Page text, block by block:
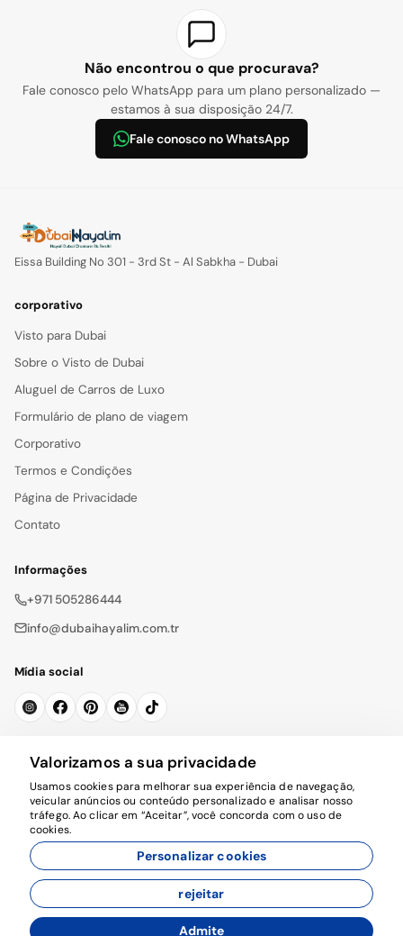
representa 'o futuro ainda não descoberto'.
Não encontrou o que procurava?
Fale conosco pelo WhatsApp para um plano personalizado —
estamos à sua disposição 24/7.
Fale conosco no WhatsApp
Eissa Building No 301 - 3rd St - Al Sabkha - Dubai
corporativo
Visto para Dubai
Sobre o Visto de Dubai
Aluguel de Carros de Luxo
Formulário de plano de viagem
Corporativo
Termos e Condições
Página de Privacidade
Contato
Informações
+971 505286444
info@dubaihayalim.com.tr
Mídia social
Se inscrever
© 2026 dubaihayalim.com.tr. Todos os direitos reservados.
Valorizamos a sua privacidade
Usamos cookies para melhorar sua experiência de navegação,
veicular anúncios ou conteúdo personalizado e analisar nosso
tráfego. Ao clicar em “Aceitar”, você concorda com o uso de
cookies.
Personalizar cookies
rejeitar
Admite